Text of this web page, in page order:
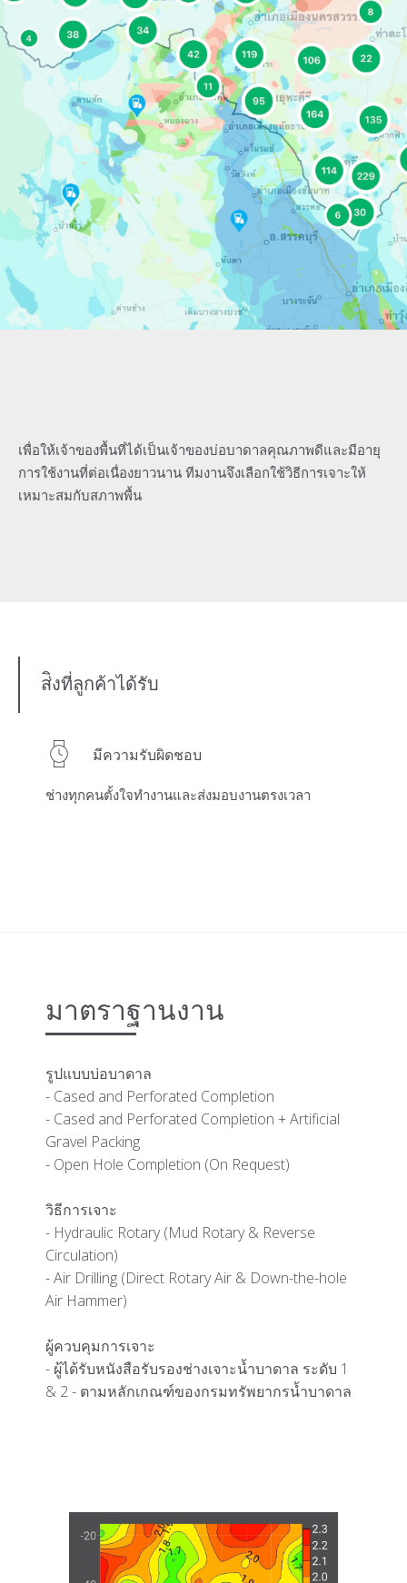
เพื่อให้เจ้าของพื้นที่ได้เป็นเจ้าของบ่อบาดาลคุณภาพดีและมีอายุ
การใช้งานที่ต่อเนื่องยาวนาน ทีมงานจึงเลือกใช้วิธีการเจาะให้
เหมาะสมกับสภาพพื้น
ส่ิงที่ลูกค้าได้รับ
มีความรับผิดชอบ
ช่างทุกคนตั้งใจทำงานและส่งมอบงานตรงเวลา
มาตราฐานงาน
รูปแบบบ่อบาดาล
- Cased and Perforated Completion
- Cased and Perforated Completion + Artificial
Gravel Packing
- Open Hole Completion (On Request)
วิธีการเจาะ
- Hydraulic Rotary (Mud Rotary & Reverse
Circulation)
- Air Drilling (Direct Rotary Air & Down-the-hole
Air Hammer)
ผู้ควบคุมการเจาะ
- ผู้ได้รับหนังสือรับรองช่างเจาะน้ำบาดาล ระดับ 1
& 2 - ตามหลักเกณฑ์ของกรมทรัพยากรน้ำบาดาล